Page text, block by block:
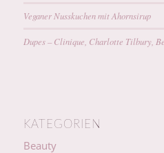
Veganer Nusskuchen mit Ahornsirup
Dupes – Clinique, Charlotte Tilbury,
KATEGORIEN
Beauty